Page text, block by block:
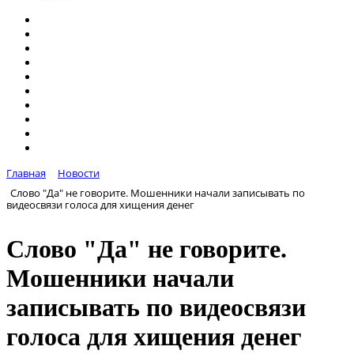
Главная
Новости
Слово "Да" не говорите. Мошенники начали записывать по
видеосвязи голоса для хищения денег
Слово "Да" не говорите.
Мошенники начали
записывать по видеосвязи
голоса для хищения денег